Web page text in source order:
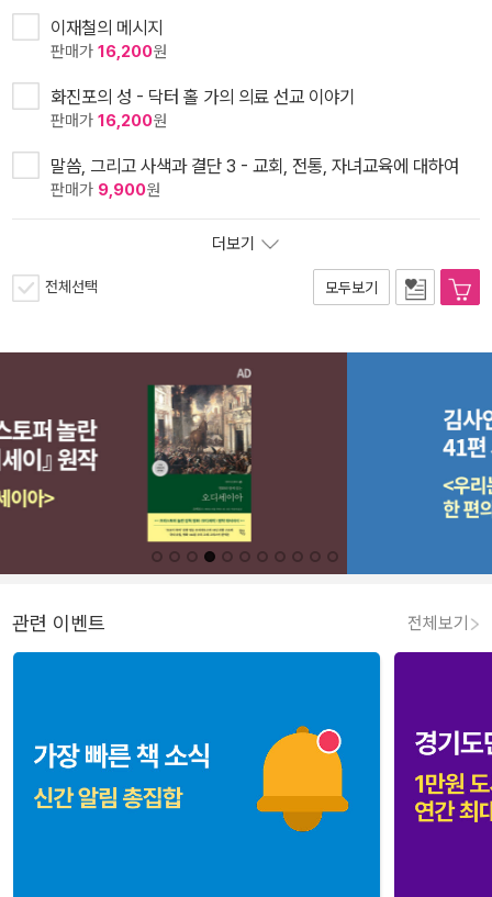
이재철의 메시지
판매가 16,200원
화진포의 성 - 닥터 홀 가의 의료 선교 이야기
판매가 16,200원
말씀, 그리고 사색과 결단 3 - 교회, 전통, 자녀교육에 대하여
판매가 9,900원
더보기
전체선택 모두보기
관련 이벤트 전체보기